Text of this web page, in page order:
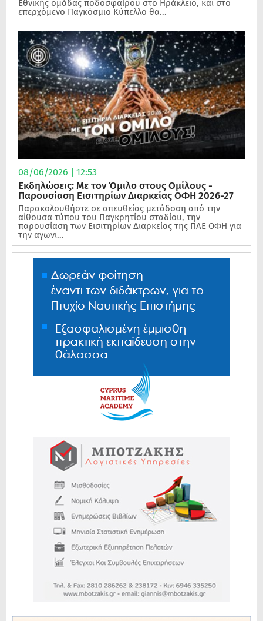
Εθνικής ομάδας ποδοσφαίρου στο Ηράκλειο, και στο
επερχόμενο Παγκόσμιο Κύπελλο θα...
08/06/2026 | 12:53
Εκδηλώσεις: Με τον Όμιλο στους Ομίλους -
Παρουσίαση Εισιτηρίων Διαρκείας ΟΦΗ 2026-27
Παρακολουθήστε σε απευθείας μετάδοση από την
αίθουσα τύπου του Παγκρητίου σταδίου, την
παρουσίαση των Εισιτηρίων Διαρκείας της ΠΑΕ ΟΦΗ για
την αγωνι...